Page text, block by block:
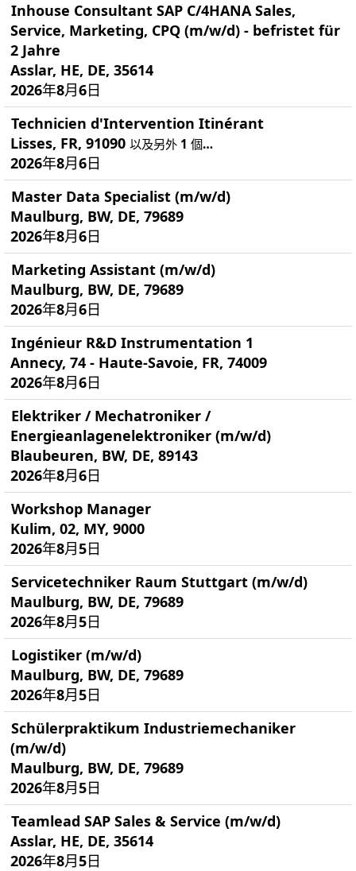
Inhouse Consultant SAP C/4HANA Sales,
Service, Marketing, CPQ (m/w/d) - befristet für
2 Jahre
Asslar, HE, DE, 35614
2026年8月6日
Technicien d'Intervention Itinérant
Lisses, FR, 91090 以及另外 1 個…
2026年8月6日
Master Data Specialist (m/w/d)
Maulburg, BW, DE, 79689
2026年8月6日
Marketing Assistant (m/w/d)
Maulburg, BW, DE, 79689
2026年8月6日
Ingénieur R&D Instrumentation 1
Annecy, 74 - Haute-Savoie, FR, 74009
2026年8月6日
Elektriker / Mechatroniker /
Energieanlagenelektroniker (m/w/d)
Blaubeuren, BW, DE, 89143
2026年8月6日
Workshop Manager
Kulim, 02, MY, 9000
2026年8月5日
Servicetechniker Raum Stuttgart (m/w/d)
Maulburg, BW, DE, 79689
2026年8月5日
Logistiker (m/w/d)
Maulburg, BW, DE, 79689
2026年8月5日
Schülerpraktikum Industriemechaniker
(m/w/d)
Maulburg, BW, DE, 79689
2026年8月5日
Teamlead SAP Sales & Service (m/w/d)
Asslar, HE, DE, 35614
2026年8月5日